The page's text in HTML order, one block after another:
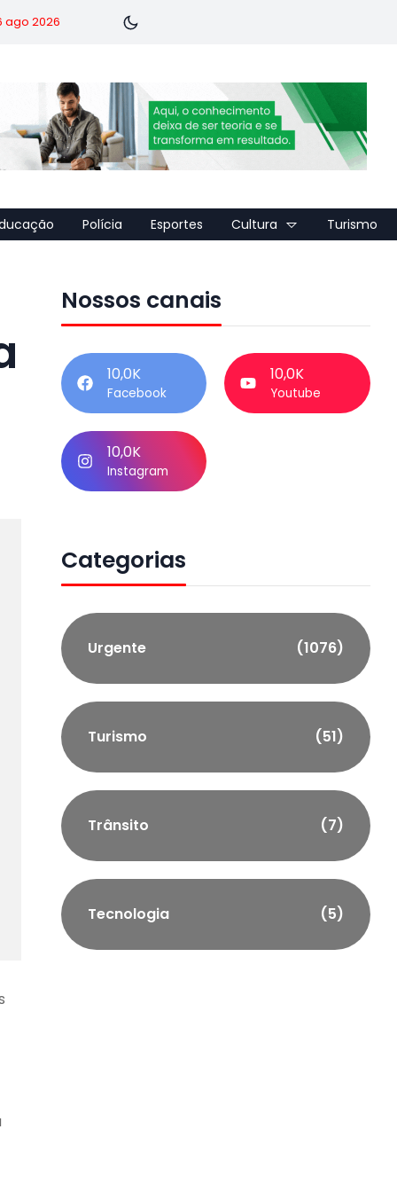
ago 2026
Polícia Esportes Cultura Turismo
Nossos canais
10,0K
Facebook
10,0K
Youtube
10,0K
Instagram
Categorias
Urgente (1076)
Turismo (51)
Trânsito (7)
Tecnologia (5)